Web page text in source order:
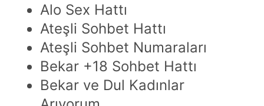
Alo Sex Hattı
Ateşli Sohbet Hattı
Ateşli Sohbet Numaraları
Bekar +18 Sohbet Hattı
Bekar ve Dul Kadınlar